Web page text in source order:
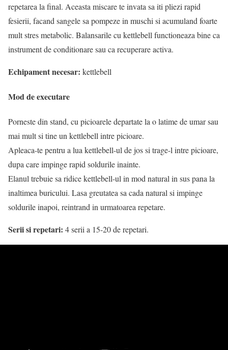
repetarea la final. Aceasta miscare te invata sa iti pliezi rapid
fesierii, facand sangele sa pompeze in muschi si acumuland foarte
mult stres metabolic. Balansarile cu kettlebell functioneaza bine ca
instrument de conditionare sau ca recuperare activa.
Echipament necesar: kettlebell
Mod de executare
Porneste din stand, cu picioarele departate la o latime de umar sau
mai mult si tine un kettlebell intre picioare.
Apleaca-te pentru a lua kettlebell-ul de jos si trage-l intre picioare,
dupa care impinge rapid soldurile inainte.
Elanul trebuie sa ridice kettlebell-ul in mod natural in sus pana la
inaltimea buricului. Lasa greutatea sa cada natural si impinge
soldurile inapoi, reintrand in urmatoarea repetare.
Serii si repetari: 4 serii a 15-20 de repetari.